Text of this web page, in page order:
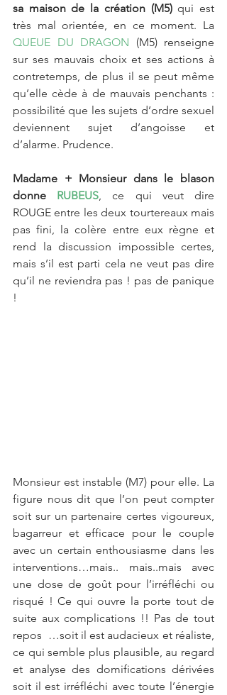
sa maison de la création (M5) qui est
très mal orientée, en ce moment. La
QUEUE DU DRAGON (M5) renseigne
sur ses mauvais choix et ses actions à
contretemps, de plus il se peut même
qu’elle cède à de mauvais penchants :
possibilité que les sujets d’ordre sexuel
deviennent sujet d’angoisse et
d’alarme. Prudence.
Madame + Monsieur dans le blason
donne RUBEUS , ce qui veut dire
ROUGE entre les deux tourtereaux mais
pas fini, la colère entre eux règne et
rend la discussion impossible certes,
mais s’il est parti cela ne veut pas dire
qu’il ne reviendra pas ! pas de panique
!
Monsieur est instable (M7) pour elle. La
figure nous dit que l’on peut compter
soit sur un partenaire certes vigoureux,
bagarreur et efficace pour le couple
avec un certain enthousiasme dans les
interventions…mais.. mais..mais avec
une dose de goût pour l’irréfléchi ou
risqué ! Ce qui ouvre la porte tout de
suite aux complications !! Pas de tout
repos  …soit il est audacieux et réaliste,
ce qui semble plus plausible, au regard
et analyse des domifications dérivées
soit il est irréfléchi avec toute l’énergie